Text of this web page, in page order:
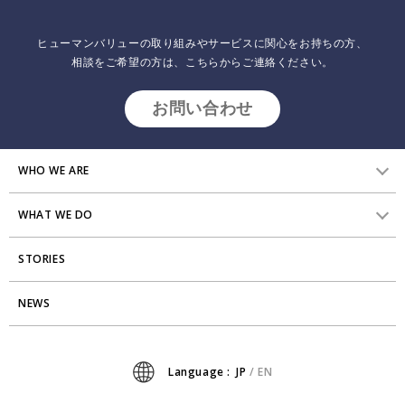
なく「プロセス」で育む ー 前編 ：ラーニング・プロセス創りの実践
ストーリーから ヒューマンバリュー 上田 桂子、内山 裕介 本連載で
は、人材開発・組織開発を通して自組織に合った変化を生み出すため
に、ヒューマンバリューが大切にしている「プロセス・ガーデニン
グ」についてご紹介しています。 Vol.1では、人材開発・組織開発
ヒューマンバリューの取り組みやサービスに関心をお持ちの方、
相談をご希望の方は、こちらからご連絡ください。
お問い合わせ
WHO WE ARE
HVからのメッセージ
研究員紹介
アクセス
WHAT WE DO
組織変革
エンゲージメント向上支援
STORIES
Stories
NEWS
Language : JP /EN